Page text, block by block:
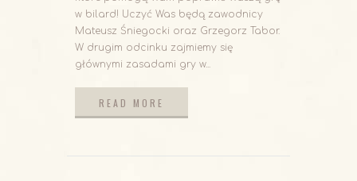
w bilard! Uczyć Was będą zawodnicy
Mateusz Śniegocki oraz Grzegorz Tabor.
W drugim odcinku zajmiemy się
głównymi zasadami gry w...
READ MORE